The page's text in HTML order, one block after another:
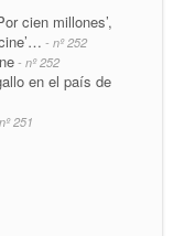
cien millones’,
- nº 252
- nº 252
en el país de
251